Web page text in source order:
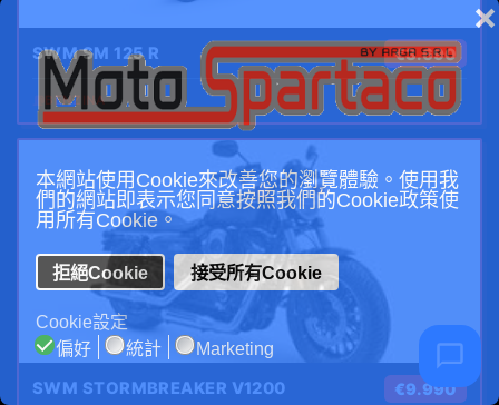
本網站使用Cookie來改善您的瀏覽體驗。使用我
們的網站即表示您同意按照我們的Cookie政策使
用所有Cookie。
拒絕Cookie 接受所有Cookie
❌
Cookie設定
偏好
統計 Marketing
SWM SM 125 R €3.690
BENZINA
SWM STORMBREAKER V1200 €9.990